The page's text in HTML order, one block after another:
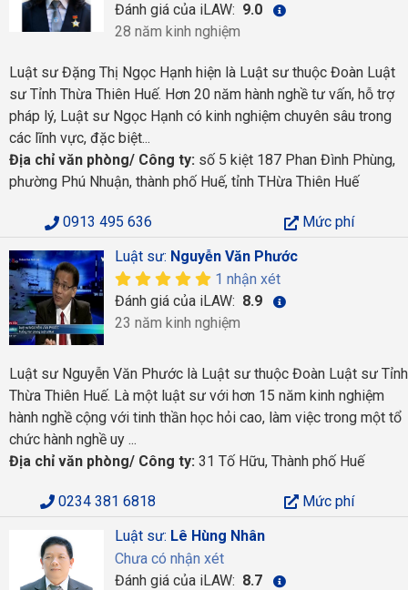
Đánh giá của iLAW: 9.0
28 năm kinh nghiệm
Luật sư Đặng Thị Ngọc Hạnh hiện là Luật sư thuộc Đoàn Luật
sư Tỉnh Thừa Thiên Huế. Hơn 20 năm hành nghề tư vấn, hỗ trợ
pháp lý, Luật sư Ngọc Hạnh có kinh nghiệm chuyên sâu trong
các lĩnh vực, đặc biệt...
Địa chỉ văn phòng/ Công ty: số 5 kiệt 187 Phan Đình Phùng,
phường Phú Nhuận, thành phố Huế, tỉnh THừa Thiên Huế
0913 495 636
Mức phí
Luật sư: Nguyễn Văn Phước
1 nhận xét
Đánh giá của iLAW: 8.9
23 năm kinh nghiệm
Luật sư Nguyễn Văn Phước là Luật sư thuộc Đoàn Luật sư Tỉnh
Thừa Thiên Huế. Là một luật sư với hơn 15 năm kinh nghiệm
hành nghề cộng với tinh thần học hỏi cao, làm việc trong một tổ
chức hành nghề uy ...
Địa chỉ văn phòng/ Công ty: 31 Tố Hữu, Thành phố Huế
0234 381 6818
Mức phí
Luật sư: Lê Hùng Nhân
Chưa có nhận xét
Đánh giá của iLAW: 8.7